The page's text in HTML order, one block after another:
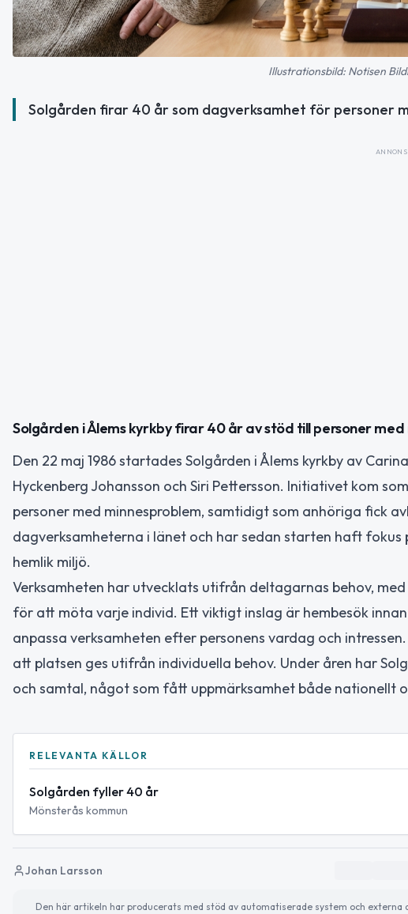
Illustrationsbild: Notisen
Solgården firar 40 år som dagverksamhet för personer
ANNONS
Solgården i Ålems kyrkby firar 40 år av stöd till personer
Den 22 maj 1986 startades Solgården i Ålems kyrkby av
Hyckenberg Johansson och Siri Pettersson. Initiativet kom
personer med minnesproblem, samtidigt som anhöriga fick
dagverksamheterna i länet och har sedan starten haft
hemlik miljö.
Verksamheten har utvecklats utifrån deltagarnas behov,
för att möta varje individ. Ett viktigt inslag är hembesök
anpassa verksamheten efter personens vardag och
att platsen ges utifrån individuella behov. Under åren har
och samtal, något som fått uppmärksamhet både nationellt
RELEVANTA KÄLLOR
Solgården fyller 40 år
Mönsterås kommun
Johan Larsson
Den här artikeln har producerats med stöd av automatiserade system och